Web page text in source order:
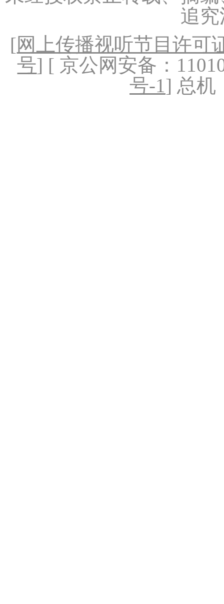
追
[网上传播视听节目许可
号] [ 京公网安备：
号-1] 总机